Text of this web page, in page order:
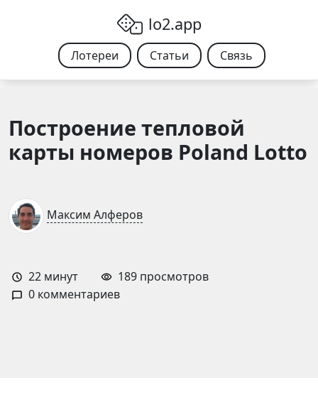
lo2.app
Лотереи Статьи Связь
Построение тепловой
карты номеров Poland Lotto
Максим Алферов
22 минут
189 просмотров
0 комментариев